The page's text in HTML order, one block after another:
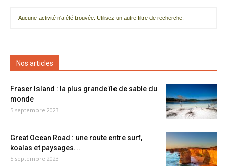
Aucune activité n'a été trouvée. Utilisez un autre filtre de recherche.
Nos articles
Fraser Island : la plus grande île de sable du
monde
5 septembre 2023
Great Ocean Road : une route entre surf,
koalas et paysages...
5 septembre 2023